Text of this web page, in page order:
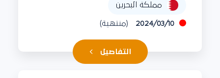
مملكة البحرين
2024/03/10 (منتهية)
التفاصيل